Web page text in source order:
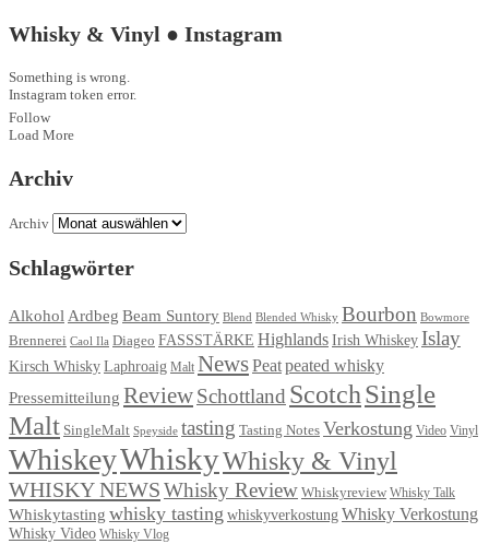
Whisky & Vinyl ● Instagram
Something is wrong.
Instagram token error.
Follow
Load More
Archiv
Archiv
Schlagwörter
Alkohol Ardbeg Beam Suntory Blend Blended Whisky Bourbon Bowmore
Brennerei Caol Ila Diageo FASSSTÄRKE HighlandsIrish WhiskeyIslay
Kirsch Whisky Laphroaig Malt NewsPeatpeated whisky
Pressemitteilung ReviewSchottland ScotchSingle
Malt SingleMalt Speyside tasting Tasting Notes Verkostung Video Vinyl
WhiskeyWhiskyWhisky & Vinyl
WHISKY NEWSWhisky Review Whiskyreview Whisky Talk
Whiskytasting whisky tasting whiskyverkostung Whisky Verkostung
Whisky Video Whisky Vlog